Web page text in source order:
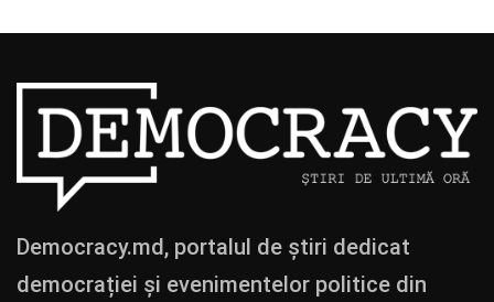
Democracy.md, portalul de știri dedicat
democrației și evenimentelor politice din